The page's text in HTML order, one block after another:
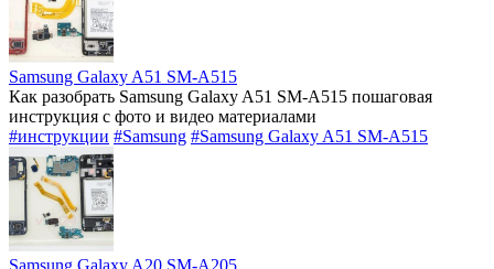
Samsung Galaxy A51 SM-A515
Как разобрать Samsung Galaxy A51 SM-A515 пошаговая
инструкция с фото и видео материалами
#инструкции #Samsung #Samsung Galaxy A51 SM-A515